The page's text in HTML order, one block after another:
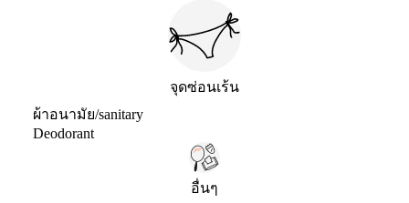
จุดซ่อนเร้น
ผ้าอนามัย/sanitary
Deodorant
อื่นๆ